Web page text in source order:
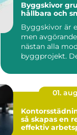
Byggskivor grunden för
hållbara och
Byggskivor är
men
nästan alla
byggprojekt.
01. aug
så skapas en
effektiv